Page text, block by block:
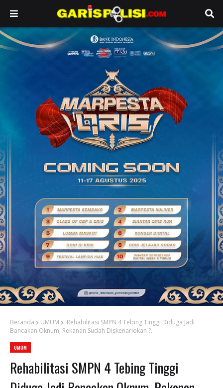
Beranda UMUM
Rehabilitasi SMPN 4 Tebing Tinggi Diduga Jadi
Bancakan Oknum, Rekanan Sudah Diskenariokan ?.
UMUM
Rehabilitasi SMPN 4 Tebing Tinggi